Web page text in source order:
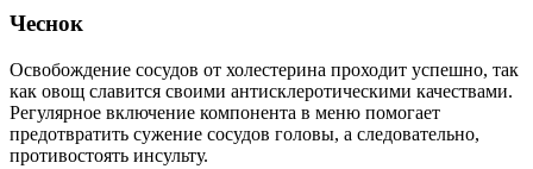
Чеснок
Освобождение сосудов от холестерина проходит успешно, так
как овощ славится своими антисклеротическими качествами.
Регулярное включение компонента в меню помогает
предотвратить сужение сосудов головы, а следовательно,
противостоять инсульту.